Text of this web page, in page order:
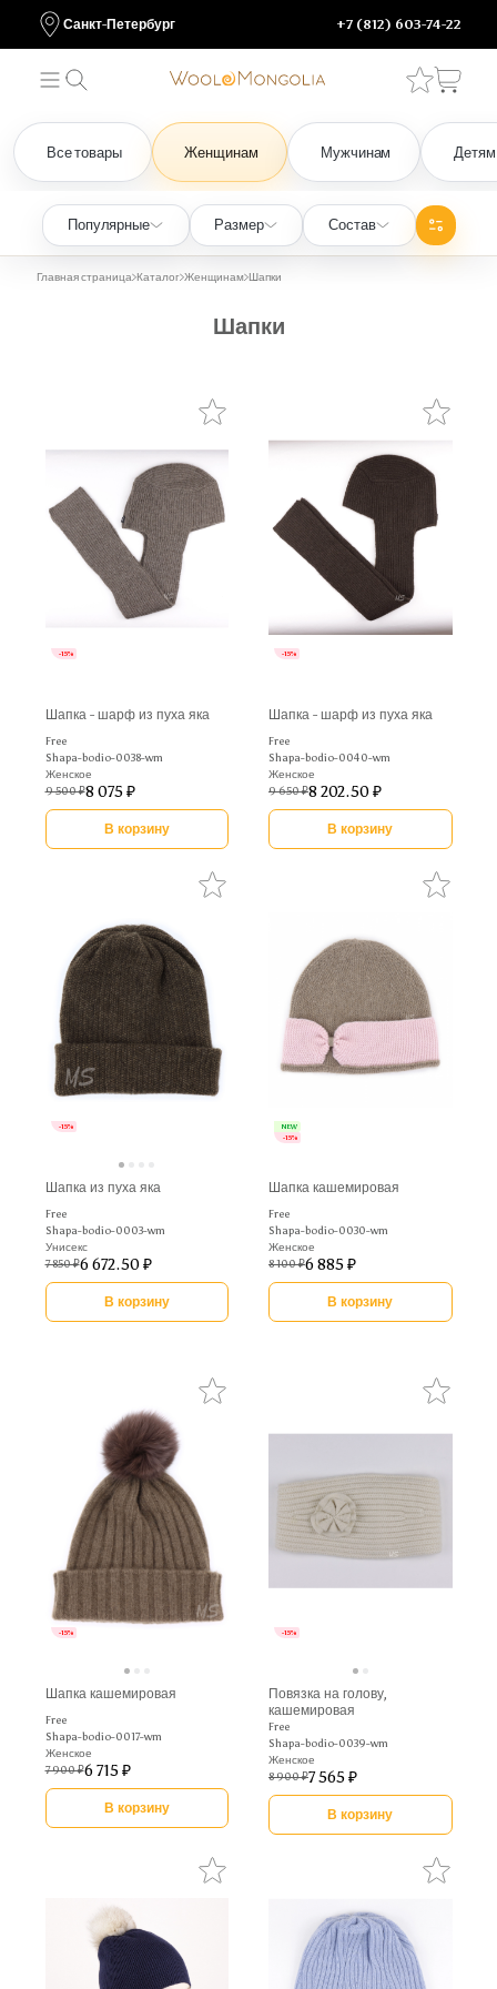
Санкт-Петербург +7 (812) 603-74-22
Главная страница Каталог Женщинам Шапки
Все товары Женщинам Мужчинам Детям
Популярные Размер Состав
Шапки
Шапка - шарф из пуха яка
Free
Shapa-bodio-0038-wm
Женское
9 500 ₽8 075 ₽
В корзину
-15%
Шапка - шарф из пуха яка
Free
Shapa-bodio-0040-wm
Женское
9 650 ₽8 202.50 ₽
В корзину
-15%
Шапка из пуха яка
Free
Shapa-bodio-0003-wm
Унисекс
7 850 ₽6 672.50 ₽
В корзину
-15%
Шапка кашемировая
Free
Shapa-bodio-0030-wm
Женское
8 100 ₽6 885 ₽
В корзину
NEW
-15%
Шапка кашемировая
Free
Shapa-bodio-0017-wm
Женское
7 900 ₽6 715 ₽
В корзину
-15%
Повязка на голову,
кашемировая
Free
Shapa-bodio-0039-wm
Женское
8 900 ₽7 565 ₽
В корзину
-15%